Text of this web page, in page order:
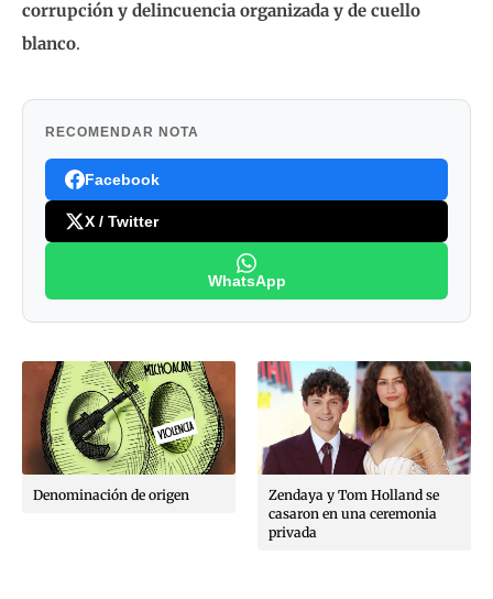
corrupción y delincuencia organizada y de cuello
blanco.
RECOMENDAR NOTA
Facebook
X / Twitter
WhatsApp
Denominación de origen
Zendaya y Tom Holland se
casaron en una ceremonia
privada